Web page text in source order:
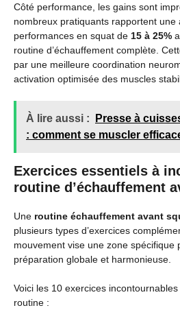
Côté performance, les gains sont
nombreux pratiquants rapportent une
performances en squat de 15 à 25%
routine d’échauffement complète.
par une meilleure coordination
activation optimisée des muscles
À lire aussi :
Presse à
: comment se muscler
Exercices essentiels à
routine d’échauffement
Une routine échauffement avant
plusieurs types d’exercices
mouvement vise une zone spécifique
préparation globale et harmonieuse.
Voici les 10 exercices
routine :